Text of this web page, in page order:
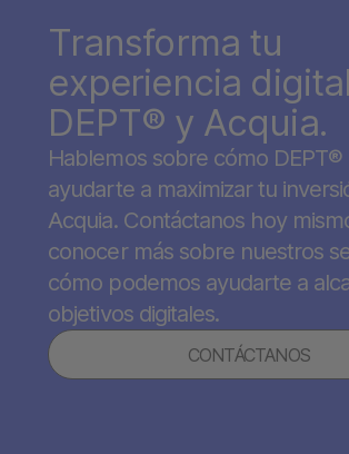
Transforma tu
experiencia
DEPT® y Acquia.
Hablemos sobre cómo
ayudarte a maximizar tu
Acquia. Contáctanos hoy
conocer más sobre nuestros
cómo podemos ayudarte a
objetivos digitales.
CONTÁCTANOS